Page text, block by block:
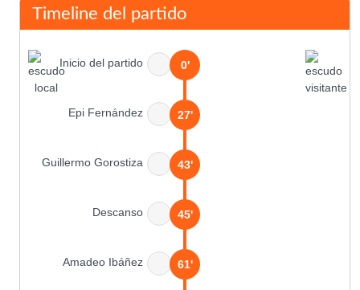
Timeline del partido
Inicio del partido 0'
Epi Fernández 27'
Guillermo Gorostiza 43'
Descanso 45'
Amadeo Ibáñez 61'